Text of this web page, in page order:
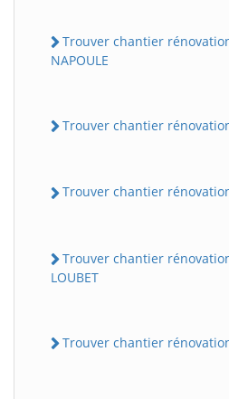
Trouver chantier
NAPOULE
Trouver chantier
Trouver chantier
Trouver chantier rénovation
LOUBET
Trouver chantier rénovation